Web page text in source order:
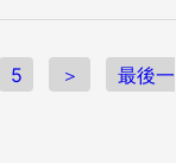
5 ＞
最後一